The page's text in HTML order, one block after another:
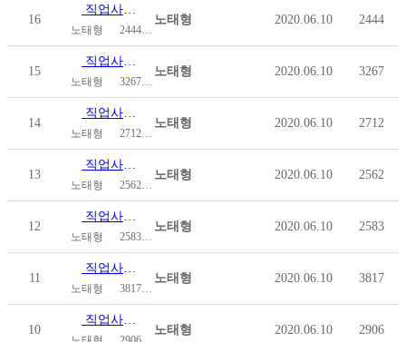
16
직업사례 ⑯ 정종대 | 골든블루 소속 장애인 육상선수
노태형 2444
노태형 2020.06.10 2444
15
직업사례 ⑮ 장석진 | 화성시청 동탄출장소 건축산업과 …
노태형 3267
노태형 2020.06.10 3267
14
직업사례 ⑭ 임현우 | KBS 장애인 앵커 5호
노태형 2712
노태형 2020.06.10 2712
13
직업사례 ⑬ 윤용석 | 경희대학교 디지털콘텐츠학과 학생
노태형 2562
노태형 2020.06.10 2562
12
직업사례 ⑫ 윤붕구 | 30년 수제 장인 GQ양복점 대…
노태형 2583
노태형 2020.06.10 2583
11
직업사례 ⑪ 유제남 | 라이드웍스 대표
노태형 3817
노태형 2020.06.10 3817
10
직업사례 ⑩ 안성빈 | 복음을 전하는 그루터기교회 목사
노태형 2020.06.10 2906